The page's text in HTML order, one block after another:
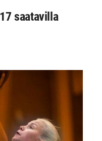
saatavilla